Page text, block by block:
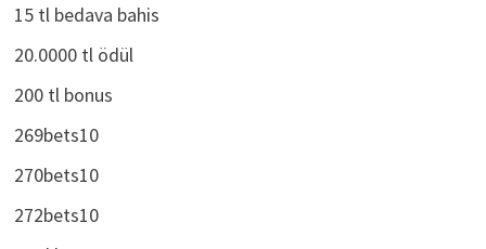
15 tl bedava bahis
20.0000 tl ödül
200 tl bonus
269bets10
270bets10
272bets10